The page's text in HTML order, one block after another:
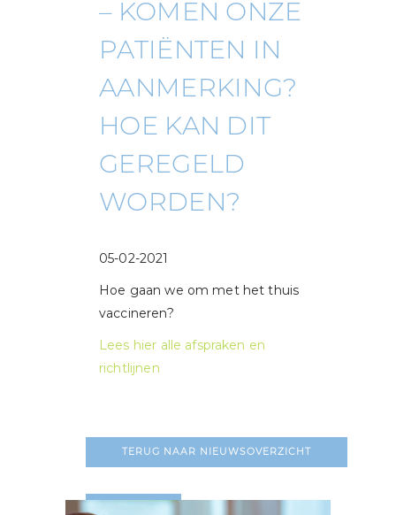
– KOMEN ONZE
PATIËNTEN IN
AANMERKING?
HOE KAN DIT
GEREGELD
WORDEN?
05-02-2021
Hoe gaan we om met het thuis
vaccineren?
Lees hier alle afspraken en
richtlijnen
TERUG NAAR NIEUWSOVERZICHT
LEES MEER